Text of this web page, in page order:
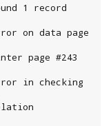
1 record
on data page
page #243
in checking